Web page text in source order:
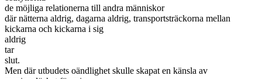
de möjliga relationerna till andra människor
där nätterna aldrig, dagarna aldrig, transportsträckorna mellan
kickarna och kickarna i sig
aldrig
tar
slut.
Men där utbudets oändlighet skulle skapat en känsla av